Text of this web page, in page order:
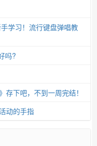
学习！流行键盘弹唱教
吗?
下吧，不到一周完结！
动的手指